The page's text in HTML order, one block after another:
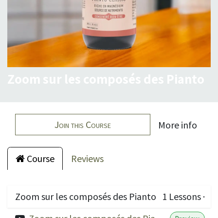
Join this Course More info
Course Reviews
Zoom sur les composés des Pianto 1 Lessons ·